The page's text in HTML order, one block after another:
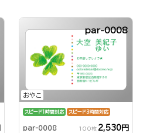
おやこ
par-0008
スピード1時間対応 スピード3時間対応
par-0008 100枚 2,530円